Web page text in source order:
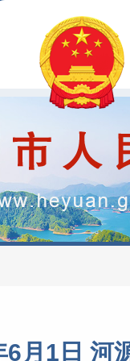
6月1日 河